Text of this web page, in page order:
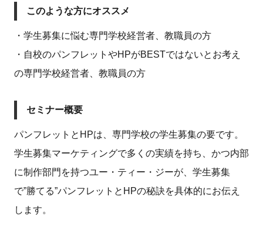
このような方にオススメ
・学生募集に悩む専門学校経営者、教職員の方
・自校のパンフレットやHPがBESTではないとお考え
の専門学校経営者、教職員の方
セミナー概要
パンフレットとHPは、専門学校の学生募集の要です。
学生募集マーケティングで多くの実績を持ち、かつ内部
に制作部門を持つユー・ティー・ジーが、学生募集
で”勝てる”パンフレットとHPの秘訣を具体的にお伝え
します。